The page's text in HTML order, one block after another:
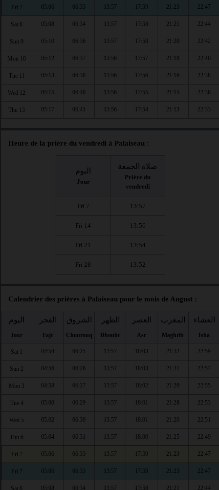
Fri 7 05:06 06:33 13:57 17:59 21:23 22:47
Sat 8 05:08 06:34 13:57 17:58 21:21 22:44
Sun 9 05:10 06:36 13:57 17:58 21:20 22:42
Mon 10 05:12 06:37 13:56 17:57 21:18 22:40
Tue 11 05:13 06:38 13:56 17:56 21:16 22:38
Wed 12 05:15 06:40 13:56 17:55 21:15 22:36
Thu 13 05:17 06:41 13:56 17:54 21:13 22:33
Heure de la prière du vendredi à Palaiseau :
اليوم
Jour
صلاة الجمعة
Prière du
vendredi
Fri 7 13:57
Fri 14 13:56
Fri 21 13:54
Fri 28 13:52
Calendrier des prières à Palaiseau pour le mois de August :
اليوم
Jour
الفجر
Fajr
الشروق
Chourouq
الظهر
Dhouhr
العصر
Asr
المغرب
Maghrib
العشاء
Isha
Sat 1 04:54 06:25 13:57 18:03 21:32 22:59
Sun 2 04:56 06:26 13:57 18:03 21:31 22:57
Mon 3 04:58 06:27 13:57 18:02 21:29 22:55
Tue 4 05:00 06:29 13:57 18:01 21:28 22:53
Wed 5 05:02 06:30 13:57 18:01 21:26 22:51
Thu 6 05:04 06:31 13:57 18:00 21:25 22:49
Fri 7 05:06 06:33 13:57 17:59 21:23 22:47
Fri 7 05:06 06:33 13:57 17:59 21:23 22:47
Sat 8 05:08 06:34 13:57 17:58 21:21 22:44